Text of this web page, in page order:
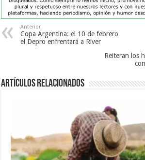
Anterior
Copa Argentina: el 10 de febrero
el Depro enfrentará a River
Reiteran los
Artículos Relacionados